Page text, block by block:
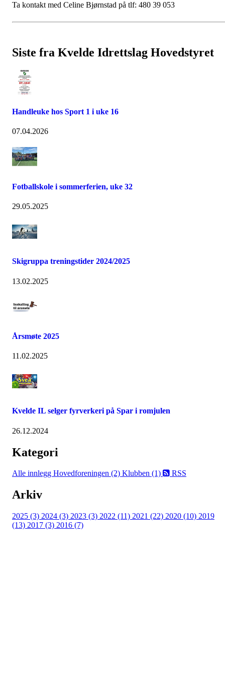
Ta kontakt med Celine Bjørnstad på tlf: 480 39 053
Siste fra Kvelde Idrettslag Hovedstyret
Handleuke hos Sport 1 i uke 16
07.04.2026
Fotballskole i sommerferien, uke 32
29.05.2025
Skigruppa treningstider 2024/2025
13.02.2025
Årsmøte 2025
11.02.2025
Kvelde IL selger fyrverkeri på Spar i romjulen
26.12.2024
Kategori
Alle innlegg Hovedforeningen (2) Klubben (1) RSS
Arkiv
2025 (3) 2024 (3) 2023 (3) 2022 (11) 2021 (22) 2020 (10) 2019
(13) 2017 (3) 2016 (7)